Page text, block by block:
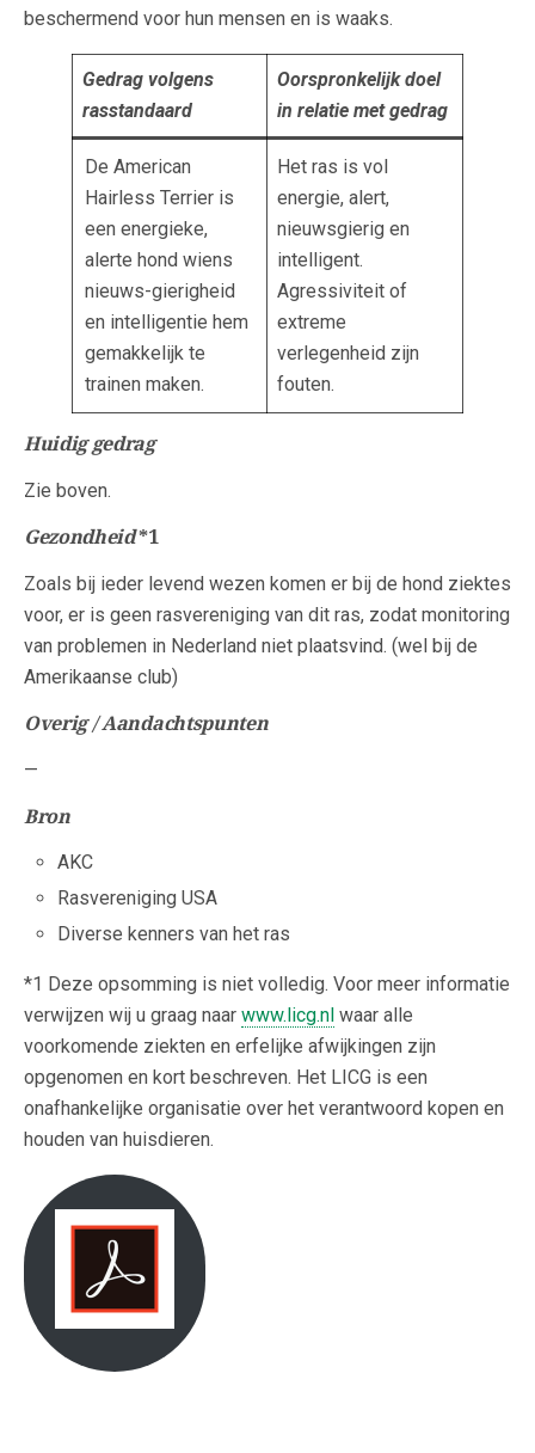
beschermend voor hun mensen en is waaks.
Gedrag volgens
rasstandaard
Oorspronkelijk doel
in relatie met gedrag
De American
Hairless Terrier is
een energieke,
alerte hond wiens
nieuws-gierigheid
en intelligentie hem
gemakkelijk te
trainen maken.
Het ras is vol
energie, alert,
nieuwsgierig en
intelligent.
Agressiviteit of
extreme
verlegenheid zijn
fouten.
Huidig gedrag
Zie boven.
Gezondheid*1
Zoals bij ieder levend wezen komen er bij de hond ziektes
voor, er is geen rasvereniging van dit ras, zodat monitoring
van problemen in Nederland niet plaatsvind. (wel bij de
Amerikaanse club)
Overig / Aandachtspunten
—
Bron
AKC
Rasvereniging USA
Diverse kenners van het ras
*1 Deze opsomming is niet volledig. Voor meer informatie
verwijzen wij u graag naar www.licg.nl waar alle
voorkomende ziekten en erfelijke afwijkingen zijn
opgenomen en kort beschreven. Het LICG is een
onafhankelijke organisatie over het verantwoord kopen en
houden van huisdieren.